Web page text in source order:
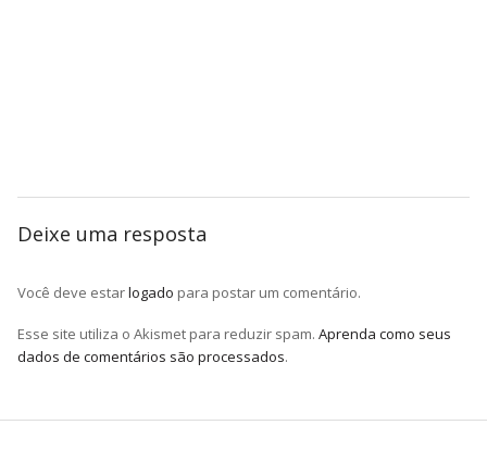
Deixe uma resposta
Você deve estarlogado para postar um comentário.
Esse site utiliza o Akismet para reduzir spam. Aprenda como seus
dados de comentários são processados.